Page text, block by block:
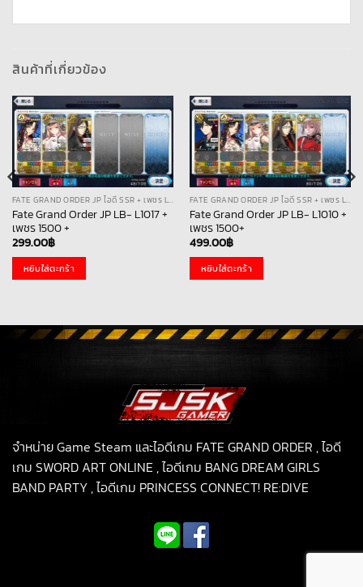
สินค้าที่เกี่ยวข้อง
FATE GRAND ORDER JP ไอดี SSR + เพชร LB
Fate Grand Order JP LB- L1017 +
เพชร 1500 +
299.00฿
หยิบใส่ตะกร้า
FATE GRAND ORDER JP ไอดี SSR + เพชร LB
Fate Grand Order JP LB- L1010 +
เพชร 1500+
499.00฿
หยิบใส่ตะกร้า
จำหน่าย Game Steam และไอดีเกม FATE GRAND ORDER , ไอดี
เกม SWORD ART ONLINE , ไอดีเกม BANG DREAM GIRLS
BAND PARTY , ไอดีเกม PRINCESS CONNECT! RE:DIVE